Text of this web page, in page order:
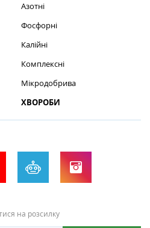
Азотні
Фосфорні
Калійні
Комплексні
Мікродобрива
ХВОРОБИ
на розсилку